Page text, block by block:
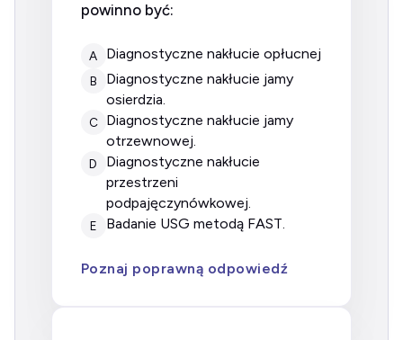
powinno być:
A diagnostyczne nakłucie opłucnej
B
diagnostyczne nakłucie jamy
osierdzia.
C
diagnostyczne nakłucie jamy
otrzewnowej.
D
diagnostyczne nakłucie
przestrzeni
podpajęczynówkowej.
E badanie USG metodą FAST.
Poznaj poprawną odpowiedź